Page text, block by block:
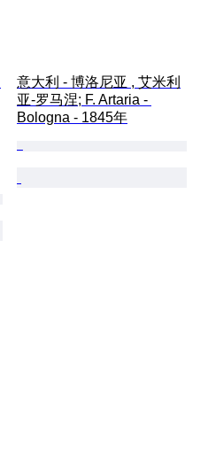
意大利 - 博洛尼亚 , 艾米利
亚-罗马涅; F. Artaria -
Bologna - 1845年